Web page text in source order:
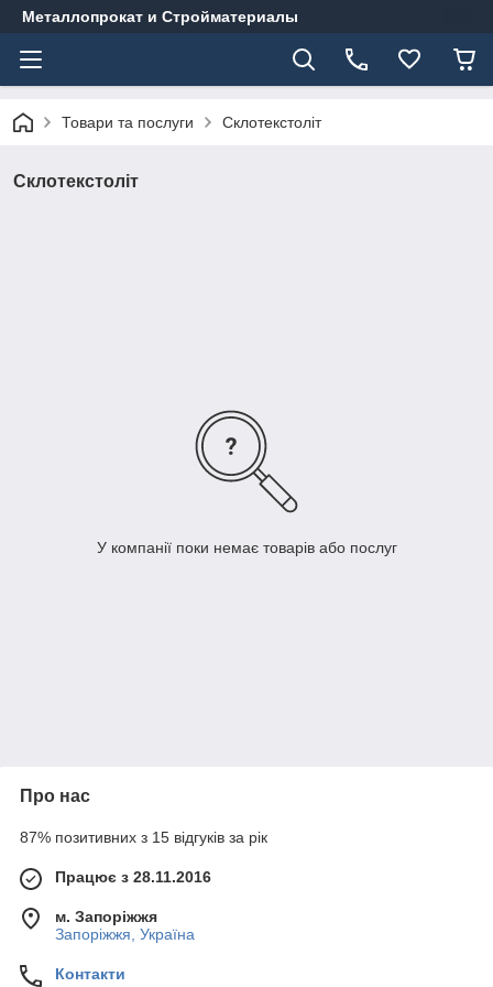
Металлопрокат и Стройматериалы
Товари та послуги Склотекстоліт
Склотекстоліт
У компанії поки немає товарів або послуг
Про нас
87% позитивних з 15 відгуків за рік
Працює з 28.11.2016
м. Запоріжжя
Запоріжжя, Україна
Контакти